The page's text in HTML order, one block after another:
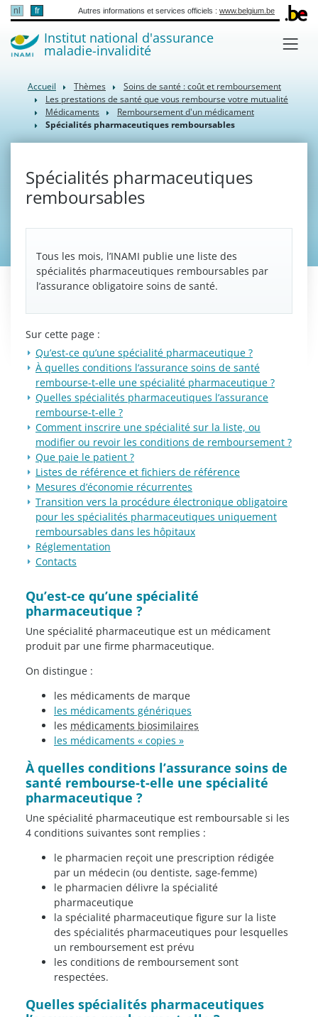
nl fr Autres informations et services officiels : www.belgium.be
Institut national d'assurance
maladie-invalidité
Accueil Thèmes
Soins de santé : coût et remboursement
Les prestations de santé que vous rembourse votre mutualité
Médicaments
Remboursement d'un médicament
Spécialités pharmaceutiques remboursables
Spécialités pharmaceutiques
remboursables
Tous les mois, l’INAMI publie une liste des
spécialités pharmaceutiques remboursables par
l’assurance obligatoire soins de santé.
Sur cette page :
​Qu’est-ce qu’une spécialité pharmaceutique ?
À quelles conditions l’assurance soins de santé
rembourse-t-elle une spécialité pharmaceutique ?
Quelles spécialités pharmaceutiques l’assurance
rembourse-t-elle ?
Comment inscrire une spécialité sur la liste, ou
modifier ou revoir les conditions de remboursement ?
Que paie le patient ?
Listes de référence et fichiers de référence
Mesures d’économie récurrentes
Transition vers la procédure électronique obligatoire
pour les spécialités pharmaceutiques uniquement
remboursables dans les hôpitaux
Réglementation
Contacts
​Qu’est-ce qu’une spécialité
pharmaceutique ?
Une spécialité pharmaceutique est un médicament
produit par une firme pharmaceutique.
On distingue :
les médicaments de marque
les médicaments génériques
les médicaments biosimilaires
les médicaments « copies »
À quelles conditions l’assurance soins de
santé rembourse-t-elle une spécialité
pharmaceutique ?
Une spécialité pharmaceutique est remboursable si les
4 conditions suivantes sont remplies :
le pharmacien reçoit une prescription rédigée
par un médecin (ou dentiste, sage-femme)
le pharmacien délivre la spécialité
pharmaceutique
la spécialité pharmaceutique figure sur la liste
des spécialités pharmaceutiques pour lesquelles
un remboursement est prévu
les conditions de remboursement sont
respectées.
Quelles spécialités pharmaceutiques